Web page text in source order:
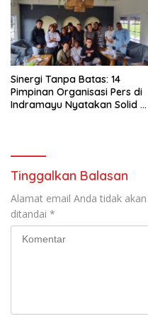
Sinergi Tanpa Batas: 14
Pimpinan Organisasi Pers di
Indramayu Nyatakan Solid di
Tinggalkan Balasan
Alamat email Anda tidak
ditandai *